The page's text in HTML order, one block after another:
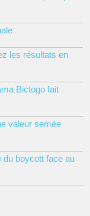
les résultats en
Bictogo fait
valeur semée
du boycott face au